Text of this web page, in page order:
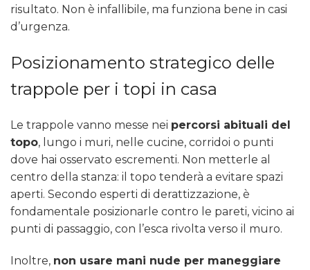
risultato. Non è infallibile, ma funziona bene in casi
d’urgenza.
Posizionamento strategico delle
trappole per i topi in casa
Le trappole vanno messe nei percorsi abituali del
topo, lungo i muri, nelle cucine, corridoi o punti
dove hai osservato escrementi. Non metterle al
centro della stanza: il topo tenderà a evitare spazi
aperti. Secondo esperti di derattizzazione, è
fondamentale posizionarle contro le pareti, vicino ai
punti di passaggio, con l’esca rivolta verso il muro.
Inoltre, non usare mani nude per maneggiare